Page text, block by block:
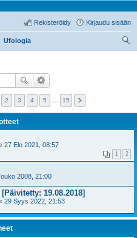
Kirjaudu sisään
Rekisteröidy
Ufologia
2 3 4 5 15
27 Elo 2021, 08:57
1 2
2008, 21:00
19.08.2018]
29 Syys 2022, 21:53